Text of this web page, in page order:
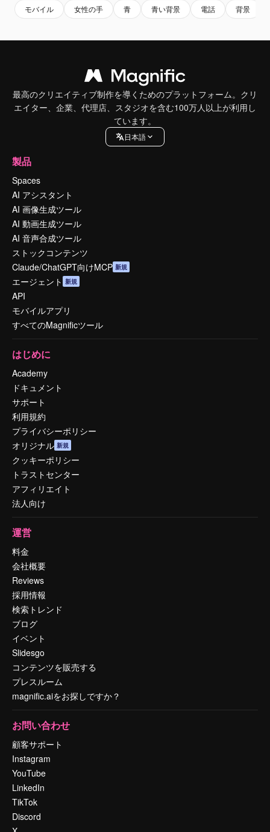
モバイル 女性の手 青 青い背景 電話 背景
最高のクリエイティブ制作を導くためのプラットフォーム。クリ
エイター、企業、代理店、スタジオを含む100万人以上が利用し
ています。
日本語
製品
Spaces
AI アシスタント
AI 画像生成ツール
AI 動画生成ツール
AI 音声合成ツール
ストックコンテンツ
Claude/ChatGPT向けMCP 新規
エージェント 新規
API
モバイルアプリ
すべてのMagnificツール
はじめに
Academy
ドキュメント
サポート
利用規約
プライバシーポリシー
オリジナル 新規
クッキーポリシー
トラストセンター
アフィリエイト
法人向け
運営
料金
会社概要
Reviews
採用情報
検索トレンド
ブログ
イベント
Slidesgo
コンテンツを販売する
プレスルーム
magnific.aiをお探しですか？
お問い合わせ
顧客サポート
Instagram
YouTube
LinkedIn
TikTok
Discord